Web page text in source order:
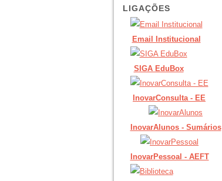
LIGAÇÕES
Email Institucional
SIGA EduBox
InovarConsulta - EE
InovarAlunos - Sumários
InovarPessoal - AEFT